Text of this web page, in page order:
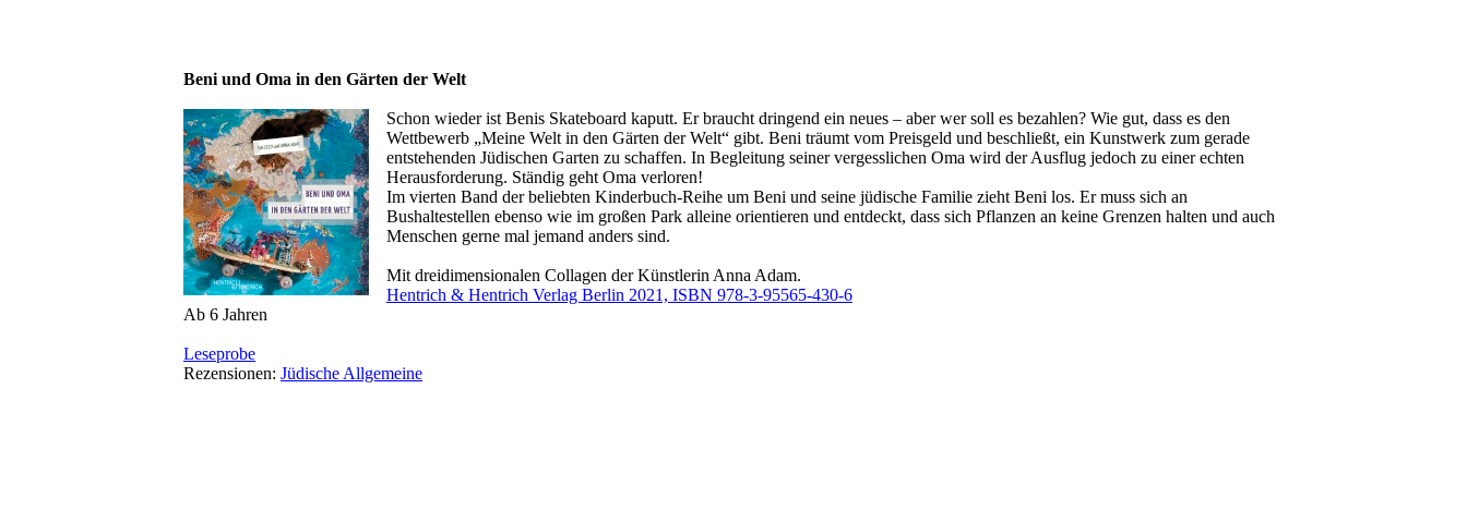
Beni und Oma in den Gärten der Welt
Schon wieder ist Benis Skateboard kaputt. Er braucht dringend ein neues – aber wer soll es bezahlen? Wie gut, dass es den
Wettbewerb „Meine Welt in den Gärten der Welt“ gibt. Beni träumt vom Preisgeld und beschließt, ein Kunstwerk zum gerade
entstehenden Jüdischen Garten zu schaffen. In Begleitung seiner vergesslichen Oma wird der Ausflug jedoch zu einer echten
Herausforderung. Ständig geht Oma verloren!
Im vierten Band der beliebten Kinderbuch-Reihe um Beni und seine jüdische Familie zieht Beni los. Er muss sich an
Bushaltestellen ebenso wie im großen Park alleine orientieren und entdeckt, dass sich Pflanzen an keine Grenzen halten und auch
Menschen gerne mal jemand anders sind.
Mit dreidimensionalen Collagen der Künstlerin Anna Adam.
Hentrich & Hentrich Verlag Berlin 2021, ISBN 978-3-95565-430-6
Ab 6 Jahren
Leseprobe
Rezensionen: Jüdische Allgemeine